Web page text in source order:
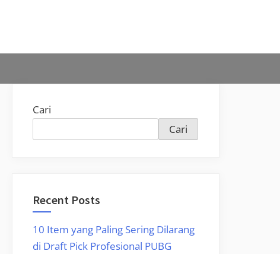
Cari
Cari
Recent Posts
10 Item yang Paling Sering Dilarang
di Draft Pick Profesional PUBG